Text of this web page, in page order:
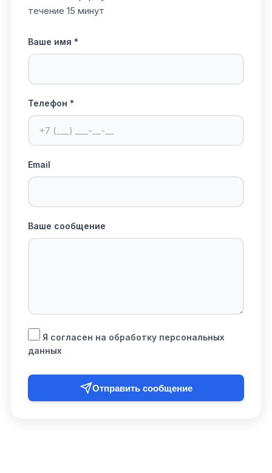
течение 15 минут
Ваше имя *
Телефон *
Email
Ваше сообщение
Я согласен на обработку персональных
данных
Отправить сообщение